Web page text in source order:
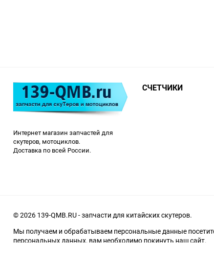
Интернет магазин запчастей для
скутеров, мотоциклов.
Доставка по всей России.
СЧЕТЧИКИ
© 2026 139-QMB.RU - запчасти для китайских скутеров.
Мы получаем и обрабатываем персональные данные
персональных данных, вам необходимо покинуть наш сайт.